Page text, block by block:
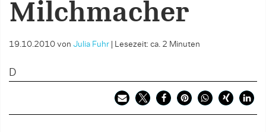
Milchmacher
19.10.2010 von Julia Fuhr Lesezeit: ca. 2 Minuten
D